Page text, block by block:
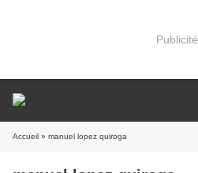
Publicité
Accueil » manuel lopez quiroga